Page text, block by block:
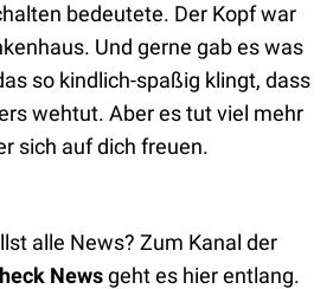
bedeutete. Der Kopf war
Und gerne gab es was
so kindlich-spaßig klingt, dass
wehtut. Aber es tut viel mehr
sich auf dich freuen.
alle News? Zum Kanal der
Newsgeht es hier entlang.